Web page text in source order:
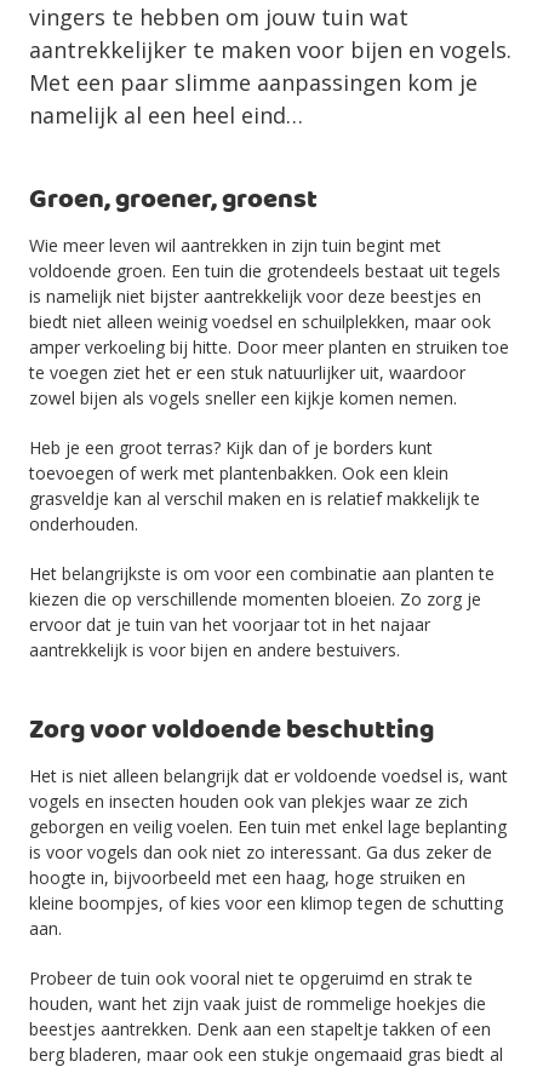
vingers te hebben om jouw tuin wat
aantrekkelijker te maken voor bijen en vogels.
Met een paar slimme aanpassingen kom je
namelijk al een heel eind…
Groen, groener, groenst
Wie meer leven wil aantrekken in zijn tuin begint met
voldoende groen. Een tuin die grotendeels bestaat uit tegels
is namelijk niet bijster aantrekkelijk voor deze beestjes en
biedt niet alleen weinig voedsel en schuilplekken, maar ook
amper verkoeling bij hitte. Door meer planten en struiken toe
te voegen ziet het er een stuk natuurlijker uit, waardoor
zowel bijen als vogels sneller een kijkje komen nemen.
Heb je een groot terras? Kijk dan of je borders kunt
toevoegen of werk met plantenbakken. Ook een klein
grasveldje kan al verschil maken en is relatief makkelijk te
onderhouden.
Het belangrijkste is om voor een combinatie aan planten te
kiezen die op verschillende momenten bloeien. Zo zorg je
ervoor dat je tuin van het voorjaar tot in het najaar
aantrekkelijk is voor bijen en andere bestuivers.
Zorg voor voldoende beschutting
Het is niet alleen belangrijk dat er voldoende voedsel is, want
vogels en insecten houden ook van plekjes waar ze zich
geborgen en veilig voelen. Een tuin met enkel lage beplanting
is voor vogels dan ook niet zo interessant. Ga dus zeker de
hoogte in, bijvoorbeeld met een haag, hoge struiken en
kleine boompjes, of kies voor een klimop tegen de schutting
aan.
Probeer de tuin ook vooral niet te opgeruimd en strak te
houden, want het zijn vaak juist de rommelige hoekjes die
beestjes aantrekken. Denk aan een stapeltje takken of een
berg bladeren, maar ook een stukje ongemaaid gras biedt al